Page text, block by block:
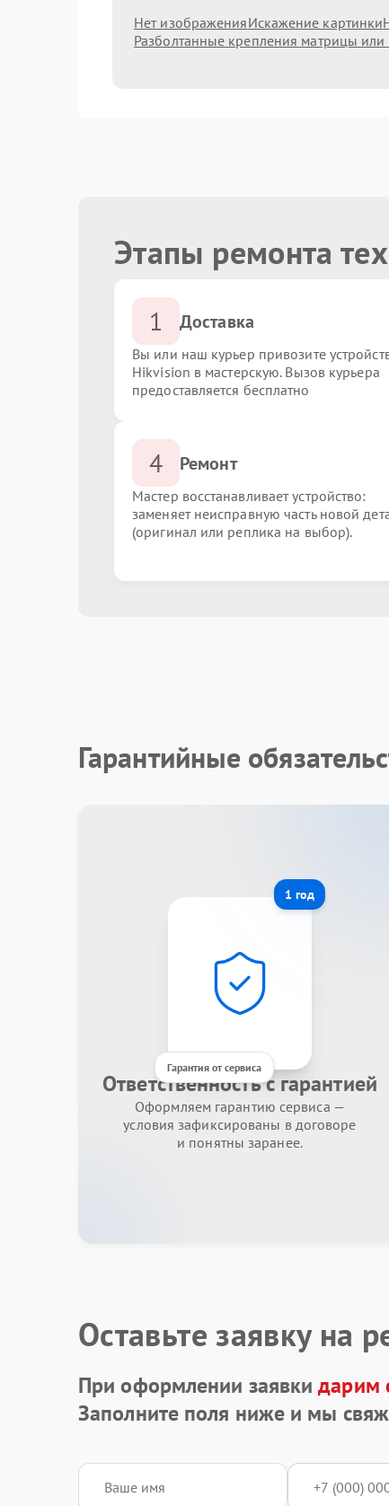
Нет изображенияИскажение картинки
Разболтанные крепления матрицы или
Этапы ремонта
1 Доставка
Вы или наш курьер привозите
Hikvision в мастерскую. Вызов курьера
предоставляется бесплатно
4 Ремонт
Мастер восстанавливает устройство:
заменяет неисправную часть новой
(оригинал или реплика на выбор).
Гарантийные
1 год
Гарантия от сервиса
Ответственность с гарантией
Оформляем гарантию сервиса —
условия зафиксированы в договоре
и понятны заранее.
Оставьте заявку на
При оформлении заявкидарим
Заполните поля ниже и мы